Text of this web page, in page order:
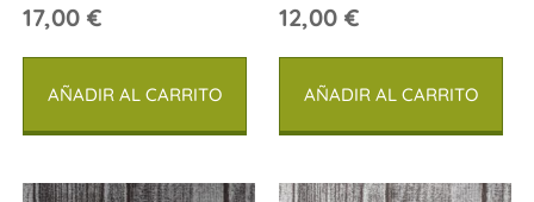
17,00 €
AÑADIR AL CARRITO
12,00 €
AÑADIR AL CARRITO